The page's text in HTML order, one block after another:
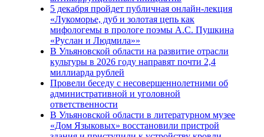
5 декабря пройдет публичная онлайн-лекция
«Лукоморье, дуб и золотая цепь как
мифологемы в прологе поэмы А.С. Пушкина
«Руслан и Людмила»»
В Ульяновской области на развитие отрасли
культуры в 2026 году направят почти 2,4
миллиарда рублей
Провели беседу с несовершеннолетними об
административной и уголовной
ответственности
В Ульяновской области в литературном музее
«Дом Языковых» восстановили пристрой